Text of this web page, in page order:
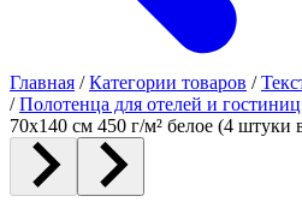
Главная / Категории товаров /
/ Полотенца для отелей и гостиниц
70х140 см 450 г/м² белое (4 штуки